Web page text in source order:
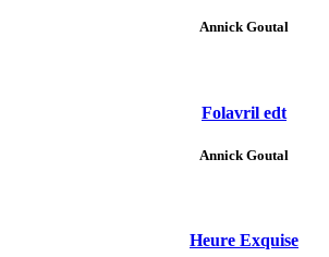
Annick Goutal
Folavril edt
Annick Goutal
Heure Exquise